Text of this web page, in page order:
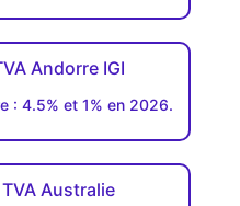
Andorre IGI
: 4.5% et 1% en 2026.
Australie